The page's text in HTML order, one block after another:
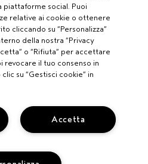
social. Puoi
relative ai cookie o ottenere
cliccando su “Personalizza”
della nostra “Privacy
o “Rifiuta” per accettare
il tuo consenso in
su “Gestisci cookie” in
Accetta